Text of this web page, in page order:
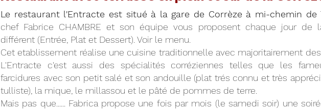
Le restaurant l'Entracte est situé à la gare de Corrèze à mi-chemin de
chef Fabrice CHAMBRE et son équipe vous proposent chaque jour de
différent (Entrée, Plat et Dessert). Voir le menu.
Cet etablissement réalise une cuisine traditionnelle avec majoritairement
L'Entracte c'est aussi des spécialités corréziennes telles que les
farcidures avec son petit salé et son andouille (plat trés connu et très
tulliste), la mique, le millassou et le pâté de pommes de terre.
Mais pas que...... Fabrica propose une fois par mois (le samedi soir) une